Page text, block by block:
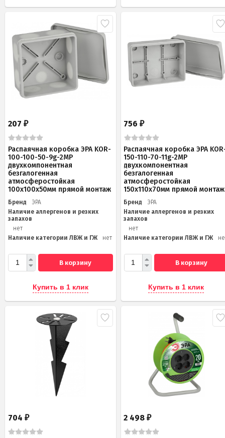
207 ₽
Распаячная коробка ЭРА KOR-
100-100-50-9g-2MP
двухкомпонентная
безгалогенная
атмосферостойкая
100х100х50мм прямой монтаж
Бренд
ЭРА
Наличие аллергенов и резких
запахов
нет
Наличие категории ЛВЖ и ГЖ
нет
В корзину
Купить в 1 клик
756₽
Распаячная коробка ЭРА
150-110-70-11g-2MP
двухкомпонентная
безгалогенная
атмосферостойкая
150х110х70мм прямой монтаж
Бренд
ЭРА
Наличие аллергенов и резких
запахов
нет
Наличие категории ЛВЖ и ГЖ
В корзину
Купить в 1 клик
704 ₽ 2 498₽